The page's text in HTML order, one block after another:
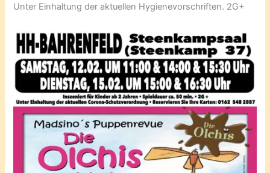
Unter Einhaltung der aktuellen Hygienevorschriften. 2G+